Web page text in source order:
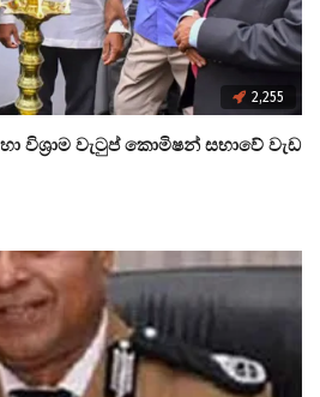
2,255
විශ්‍රාම වැටුප් කොමිෂන් සභාවේ වැඩ